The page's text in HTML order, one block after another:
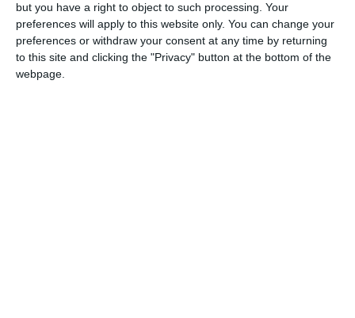
but you have a right to object to such processing. Your
preferences will apply to this website only. You can change your
preferences or withdraw your consent at any time by returning
to this site and clicking the "Privacy" button at the bottom of the
webpage.
Unitatea Militară 02175 din Constanța a atribuit recent un
contract firmeiSC Black Wave Center SRL, care va furniza
îi va biscuiți. Societatea a câștigat, alături de o altă
companie, două dintre loturile acordului-cadru, care au o